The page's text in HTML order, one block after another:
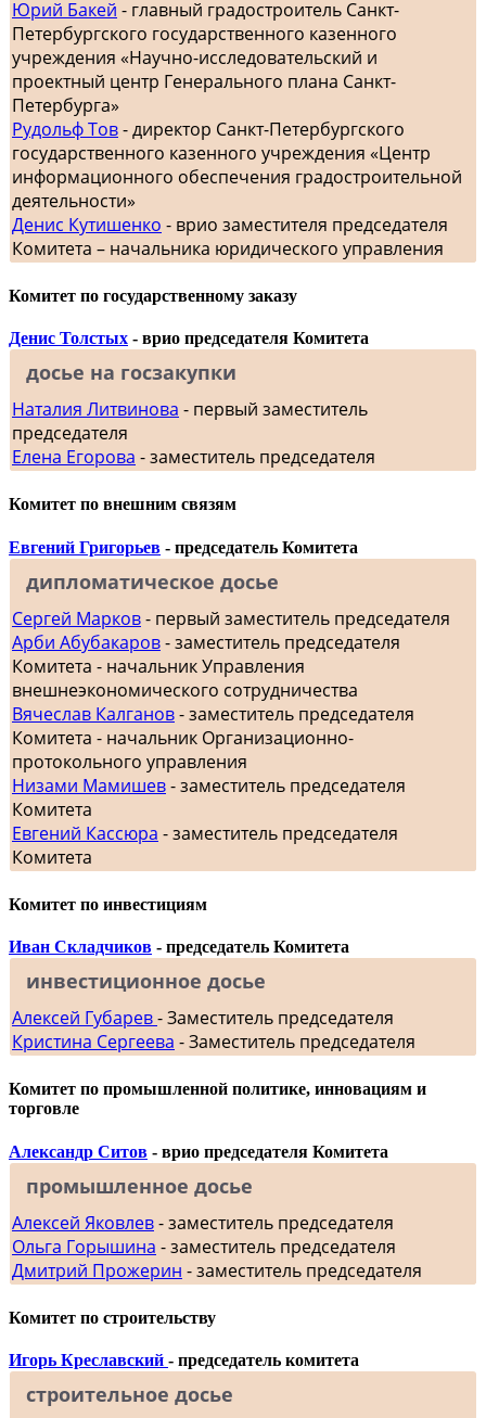
Юрий Бакей - главный градостроитель Санкт-
Петербургского государственного казенного
учреждения «Научно-исследовательский и
проектный центр Генерального плана Санкт-
Петербурга»
Рудольф Тов- директор Санкт-Петербургского
государственного казенного учреждения «Центр
информационного обеспечения градостроительной
деятельности»
Денис Кутишенко - врио заместителя председателя
Комитета – начальника юридического управления
Комитет по государственному заказу
Денис Толстых - врио председателя Комитета
досье на госзакупки
Наталия Литвинова - первый заместитель
председателя
Елена Егорова - заместитель председателя
Комитет по внешним связям
Евгений Григорьев - председатель Комитета
дипломатическое досье
Сергей Марков- первый заместитель председателя
Арби Абубакаров- заместитель председателя
Комитета - начальник Управления
внешнеэкономического сотрудничества
Вячеслав Калганов- заместитель председателя
Комитета - начальник Организационно-
протокольного управления
Низами Мамишев- заместитель председателя
Комитета
Евгений Кассюра - заместитель председателя
Комитета
Комитет по инвестициям
Иван Складчиков - председатель Комитета
инвестиционное досье
Алексей Губарев- Заместитель председателя
Кристина Сергеева - Заместитель председателя
Комитет по промышленной политике, инновациям и
торговле
Александр Ситов - врио председателя Комитета
промышленное досье
Алексей Яковлев- заместитель председателя
Ольга Горышина - заместитель председателя
Дмитрий Прожерин - заместитель председателя
Комитет по строительству
Игорь Креславский - председатель комитета
строительное досье